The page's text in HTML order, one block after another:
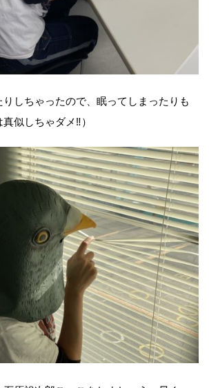
しちゃったので、眠ってしまったりも
似しちゃダメ‼︎）